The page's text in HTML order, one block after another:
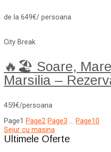
de la 649€/ persoana
City Break
🔥🏖️ Soare,
Marsilia –
459€/persoana
Page1 Page2 Page3 … Page10
Sejur cu masina
Ultimele Oferte